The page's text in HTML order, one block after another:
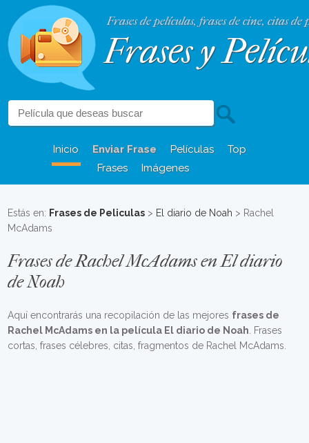
Frases de películas, frases de cine, citas de
Frases y
Inicio Enviar Frase Películas
Top
Frases
Imágenes
Estás en: Frases de Peliculas > El diario de Noah > Rachel
McAdams
Frases de Rachel McAdams en El diario
de Noah
Aquí encontrarás una recopilación de las mejores frases de
Rachel McAdams en la película El diario de Noah . Frases
cortas, frases célebres, citas, fragmentos de Rachel McAdams.